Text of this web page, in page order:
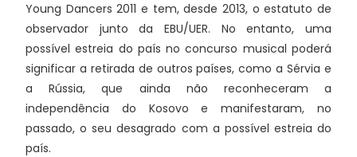
Young Dancers 2011 e tem, desde 2013, o estatuto de
observador junto da EBU/UER. No entanto, uma
possível estreia do país no concurso musical poderá
significar a retirada de outros países, como a Sérvia e
a Rússia, que ainda não reconheceram a
independência do Kosovo e manifestaram, no
passado, o seu desagrado com a possível estreia do
país.